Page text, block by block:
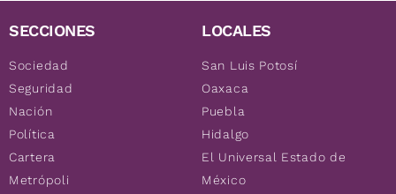
SECCIONES
Sociedad
Seguridad
Nación
Política
Cartera
Metrópoli
LOCALES
San Luis Potosí
Oaxaca
Puebla
Hidalgo
El Universal Estado de
México